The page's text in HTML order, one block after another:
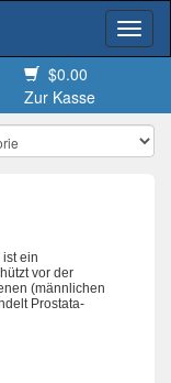
$0.00
Zur Kasse
ein
vor der
(männlichen
Prostata-